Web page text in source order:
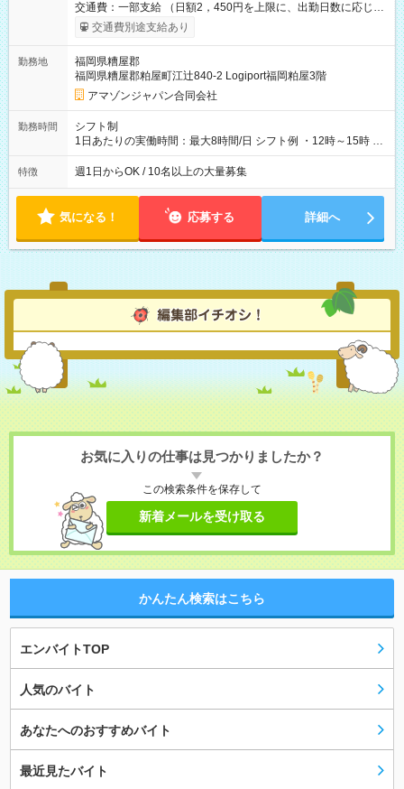
交通費：一部支給 （日額2，450円を上限に、出勤日数に応じて
実費支給） ※22:00～翌5:00までは時給25%UP！ ■給与前払い
制度あり ※前払い額の上限あり、手数料無料（Amazon負担）
交通費別途支給あり
勤務地
福岡県糟屋郡
福岡県糟屋郡粕屋町江辻840-2 Logiport福岡粕屋3階
アマゾンジャパン合同会社
勤務時間
シフト制
1日あたりの実働時間：最大8時間/日 シフト例 ・12時～15時 入
社後、就業可能シフトをご確認の上、申請してください。
特徴 週1日からOK / 10名以上の大量募集
気になる！ 応募する 詳細へ
お気に入りの仕事は見つかりましたか？
この検索条件を保存して
新着メールを受け取る
かんたん検索はこちら
エンバイトTOP
人気のバイト
あなたへのおすすめバイト
最近見たバイト